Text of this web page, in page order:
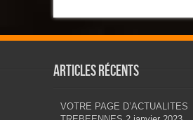
Articles récents
VOTRE PAGE D’ACTUALITES